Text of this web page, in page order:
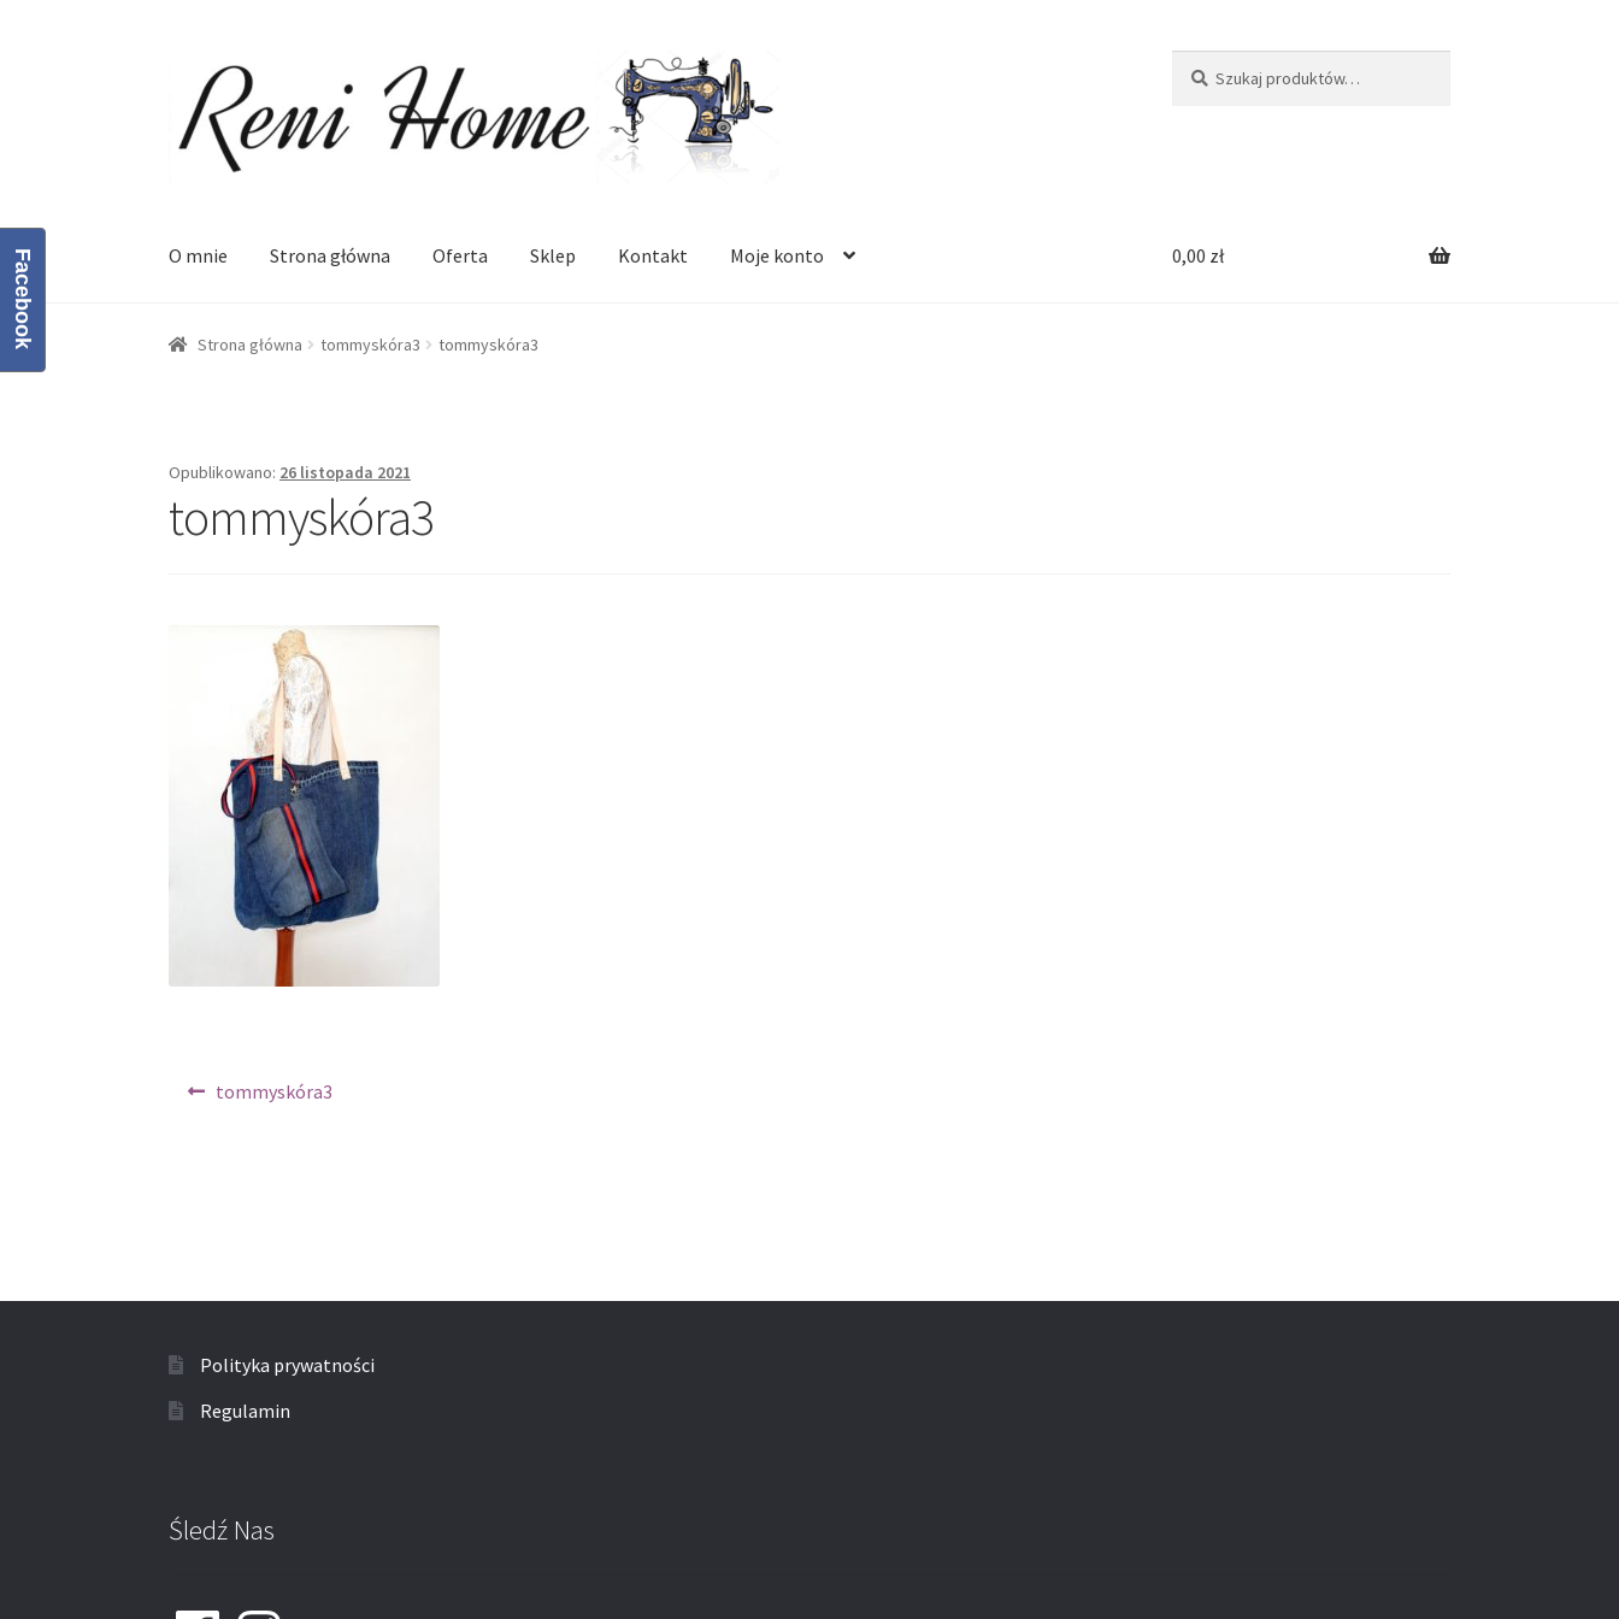
Przejdź
nawigacji
Przejdź
treści
O mnie Strona główna Oferta Sklep Kontakt Moje konto
Strona główna Kontakt Koszyk Moje konto O mnie
0,00 zł
Strona główna tommyskóra3 tommyskóra3
Opublikowano: 26 listopada 2021
tommyskóra3
Nawigacja
Poprzedni
tommyskóra3
Polityka prywatności
Regulamin
Śledź Nas
FacebookInstagram
Facebook